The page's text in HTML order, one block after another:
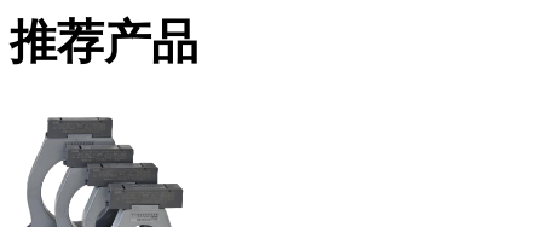
推荐产品